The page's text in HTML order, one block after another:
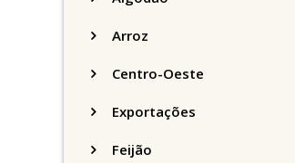
Arroz
Centro-Oeste
Exportações
Feijão